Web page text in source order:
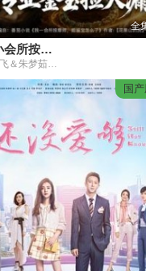
全
小小会所按摩师，专业鉴宝捡大漏
胡文飞＆朱梦茹＆卢晟
国